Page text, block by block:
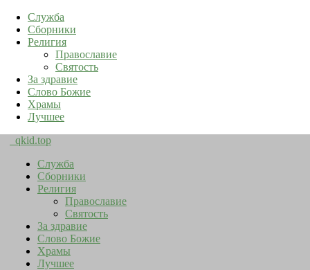
Служба
Сборники
Религия
Православие
Святость
За здравие
Слово Божие
Храмы
Лучшее
qkid.top
Служба
Сборники
Религия
Православие
Святость
За здравие
Слово Божие
Храмы
Лучшее